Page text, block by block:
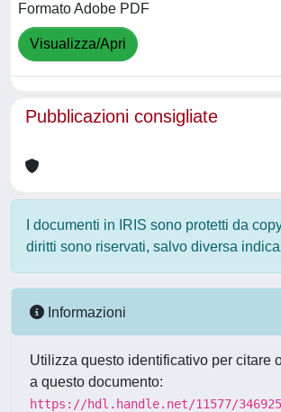
Formato Adobe PDF
Visualizza/Apri
Pubblicazioni consigliate
I documenti in IRIS sono protetti da
diritti sono riservati, salvo diversa
Informazioni
Utilizza questo identificativo per citare
a questo documento:
https://hdl.handle.net/11577/